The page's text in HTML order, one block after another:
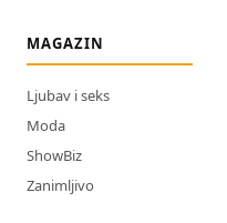
MAGAZIN
Ljubav i seks
Moda
ShowBiz
Zanimljivo